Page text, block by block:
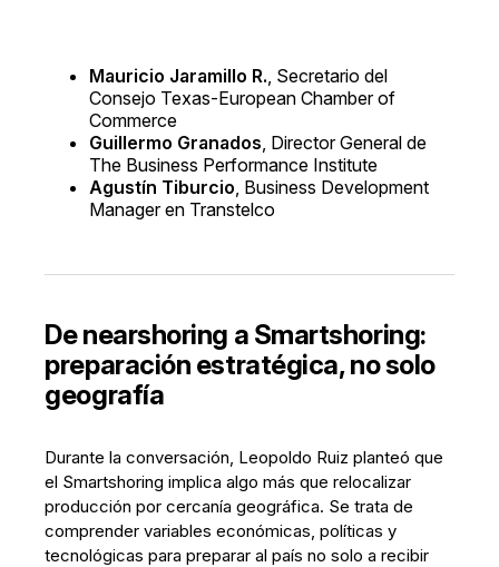
Mauricio Jaramillo R., Secretario del
Consejo Texas-European Chamber of
Commerce
Guillermo Granados, Director General de
The Business Performance Institute
Agustín Tiburcio, Business Development
Manager en Transtelco
De nearshoring a Smartshoring:
preparación estratégica, no solo
geografía
Durante la conversación, Leopoldo Ruiz planteó que
el Smartshoring implica algo más que relocalizar
producción por cercanía geográfica. Se trata de
comprender variables económicas, políticas y
tecnológicas para preparar al país no solo a recibir